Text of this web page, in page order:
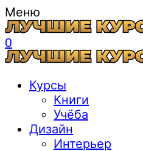
Меню
0
Курсы
Книги
Учёба
Дизайн
Интерьер